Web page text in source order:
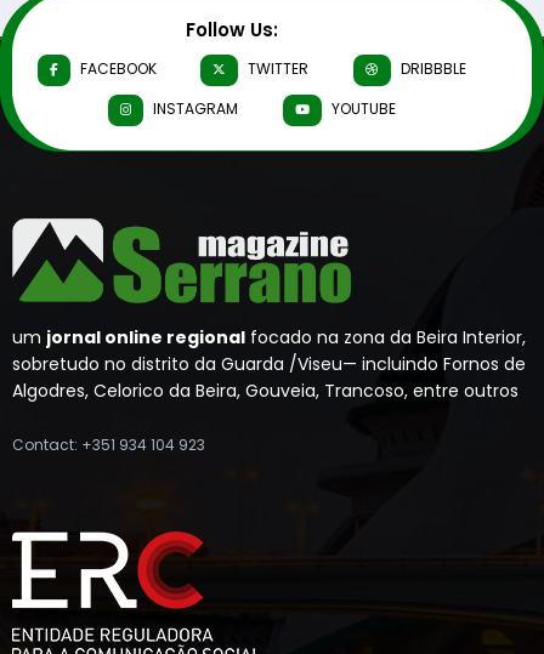
Follow Us:
FACEBOOK TWITTER
DRIBBBLE
INSTAGRAM
YOUTUBE
um jornal online regional focado na zona da Beira Interior,
sobretudo no distrito da Guarda /Viseu— incluindo Fornos de
Algodres, Celorico da Beira, Gouveia, Trancoso, entre outros
Contact: +351 934 104 923